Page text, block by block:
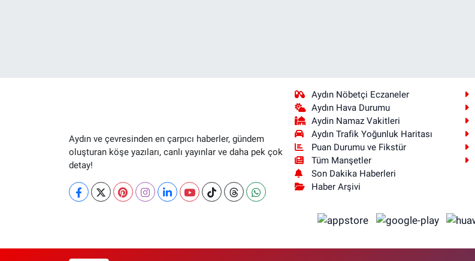
Aydın ve çevresinden en çarpıcı haberler, gündem
oluşturan köşe yazıları, canlı yayınlar ve daha pek çok
detay!
Aydın Nöbetçi Eczaneler
Aydın Hava Durumu
Aydin Namaz Vakitleri
Aydın Trafik Yoğunluk Haritası
Puan Durumu ve Fikstür
Tüm Manşetler
Son Dakika Haberleri
Haber Arşivi